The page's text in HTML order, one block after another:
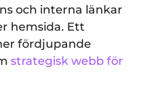
och interna länkar
hemsida. Ett
fördjupande
strategisk webb för